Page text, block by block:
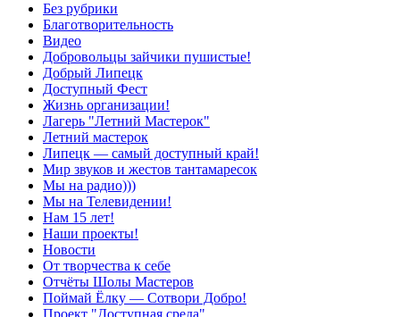
Без рубрики
Благотворительность
Видео
Добровольцы зайчики пушистые!
Добрый Липецк
Доступный Фест
Жизнь организации!
Лагерь "Летний Мастерок"
Летний мастерок
Липецк — самый доступный край!
Мир звуков и жестов тантамаресок
Мы на радио)))
Мы на Телевидении!
Нам 15 лет!
Наши проекты!
Новости
От творчества к себе
Отчёты Шолы Мастеров
Поймай Ёлку — Сотвори Добро!
Проект "Доступная среда"